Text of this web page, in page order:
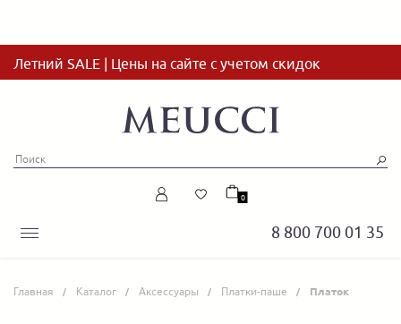
Летний SALE | Цены на сайте с учетом скидок
8 800 700 01 35
0
Главная Каталог Аксессуары Платки-паше Платок